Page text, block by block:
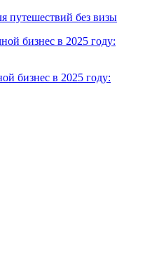
путешествий без визы
бизнес в 2025 году:
бизнес в 2025 году: